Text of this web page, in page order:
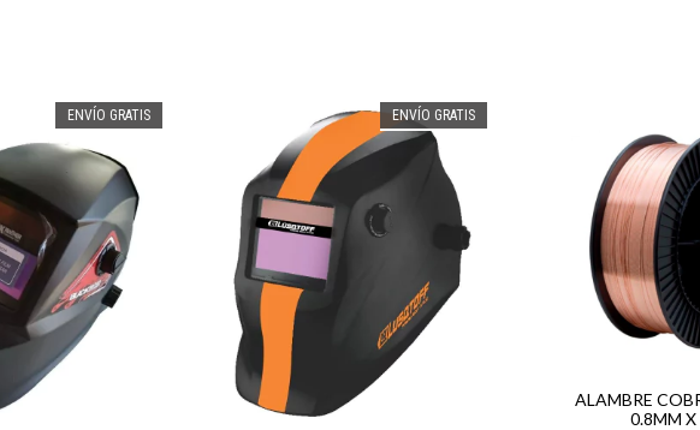
ENVÍO GRATIS ENVÍO GRATIS
ALAMBRE
0.8MM X